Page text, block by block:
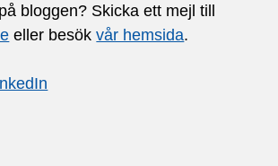
bloggen? Skicka ett mejl till
eller besökvår hemsida.